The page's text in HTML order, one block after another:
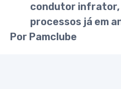
condutor infrator,
processos já em
Por Pamclube